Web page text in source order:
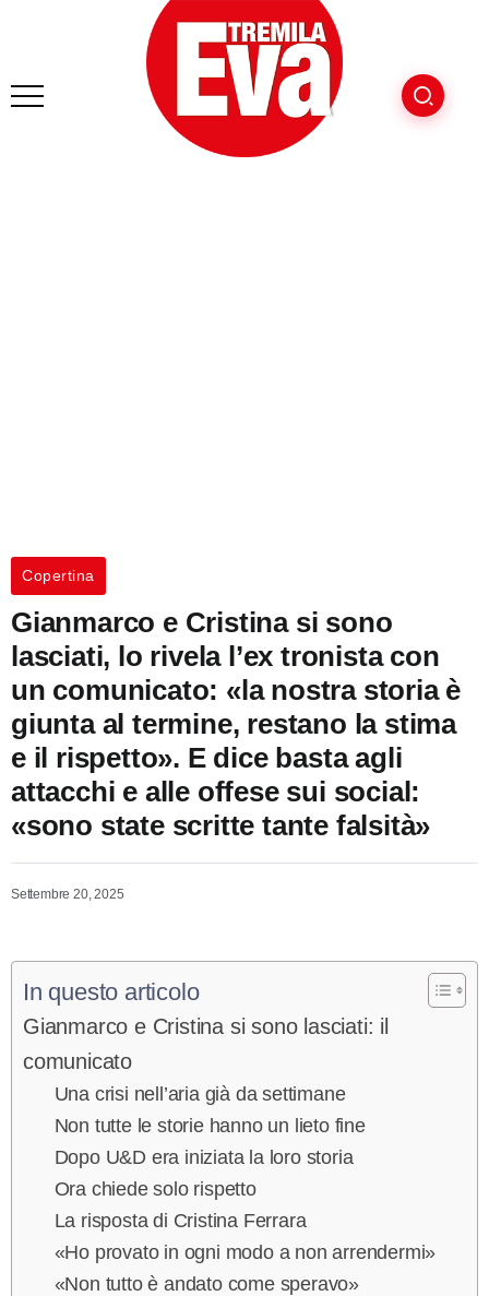
Copertina
Gianmarco e Cristina si sono
lasciati, lo rivela l’ex tronista con
un comunicato: «la nostra storia è
giunta al termine, restano la stima
e il rispetto». E dice basta agli
attacchi e alle offese sui social:
«sono state scritte tante falsità»
Settembre 20, 2025
In questo articolo
Gianmarco e Cristina si sono lasciati: il
comunicato
Una crisi nell’aria già da settimane
Non tutte le storie hanno un lieto fine
Dopo U&D era iniziata la loro storia
Ora chiede solo rispetto
La risposta di Cristina Ferrara
«Ho provato in ogni modo a non arrendermi»
«Non tutto è andato come speravo»